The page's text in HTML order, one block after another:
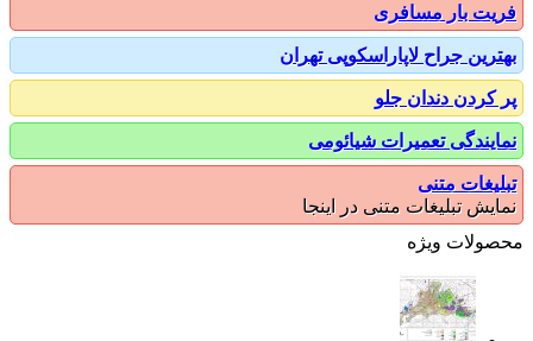
بار مسافری
جراح لاپاراسکوپی تهران
دندان جلو
تعمیرات شیائومی
متنی
تبلیغات متنی در اینجا
ویژه